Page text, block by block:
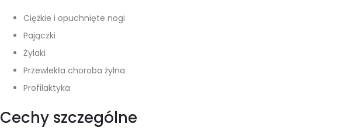
Ciężkie i opuchnięte nogi
Pajączki
Żylaki
Przewlekła choroba żylna
Profilaktyka
Cechy szczególne